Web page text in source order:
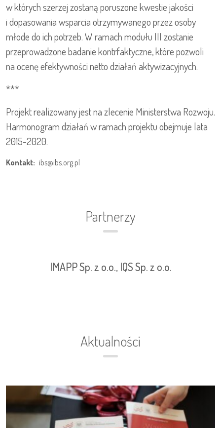
w których szerzej zostaną poruszone kwestie jakości
i dopasowania wsparcia otrzymywanego przez osoby
młode do ich potrzeb. W ramach modułu III zostanie
przeprowadzone badanie kontrfaktyczne, które pozwoli
na ocenę efektywności netto działań aktywizacyjnych.
***
Projekt realizowany jest na zlecenie Ministerstwa Rozwoju.
Harmonogram działań w ramach projektu obejmuje lata
2015-2020.
Kontakt: ibs@ibs.org.pl
Partnerzy
IMAPP Sp. z o.o., IQS Sp. z o.o.
Aktualności